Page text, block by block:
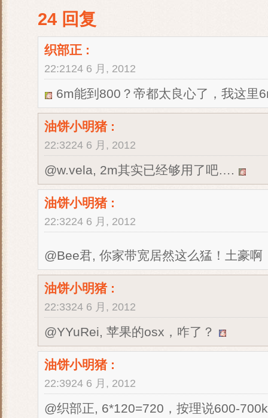
24 回复
织部正 :
22:2124 6 月, 2012
6m能到800？帝都太良心了，我这里
油饼小明猪:
22:3224 6 月, 2012
@w.vela, 2m其实已经够用了吧….
油饼小明猪:
22:3224 6 月, 2012
@Bee君, 你家带宽居然这么猛！土豪
油饼小明猪:
22:3324 6 月, 2012
@YYuRei, 苹果的osx，咋了？
油饼小明猪:
22:3924 6 月, 2012
@织部正, 6*120=720，按理说600-